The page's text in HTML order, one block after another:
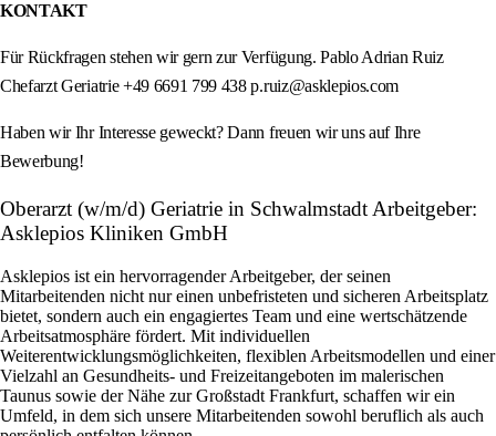
KONTAKT
Für Rückfragen stehen wir gern zur Verfügung. Pablo Adrian Ruiz
Chefarzt Geriatrie +49 6691 799 438 p.ruiz@asklepios.com
Haben wir Ihr Interesse geweckt? Dann freuen wir uns auf Ihre
Bewerbung!
Oberarzt (w/m/d) Geriatrie in Schwalmstadt Arbeitgeber:
Asklepios Kliniken GmbH
Asklepios ist ein hervorragender Arbeitgeber, der seinen
Mitarbeitenden nicht nur einen unbefristeten und sicheren Arbeitsplatz
bietet, sondern auch ein engagiertes Team und eine wertschätzende
Arbeitsatmosphäre fördert. Mit individuellen
Weiterentwicklungsmöglichkeiten, flexiblen Arbeitsmodellen und einer
Vielzahl an Gesundheits- und Freizeitangeboten im malerischen
Taunus sowie der Nähe zur Großstadt Frankfurt, schaffen wir ein
Umfeld, in dem sich unsere Mitarbeitenden sowohl beruflich als auch